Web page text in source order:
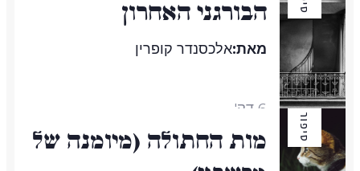
הבורגני האחרון
מאת:אלכסנדר קופרין
6 דק'
סיפור
מות החתולה (מיומנה של